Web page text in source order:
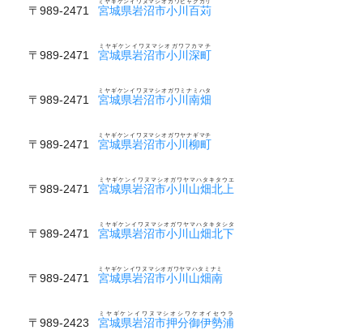
〒989-2471 宮城県岩沼市小川百苅
〒989-2471 宮城県岩沼市小川深町
ミヤギケンイワヌマシオガワフカマチ
〒989-2471 宮城県岩沼市小川南畑
ミヤギケンイワヌマシオガワミナミハタ
〒989-2471 宮城県岩沼市小川柳町
ミヤギケンイワヌマシオガワヤナギマチ
〒989-2471 宮城県岩沼市小川山畑北上
ミヤギケンイワヌマシオガワヤマハタキタウエ
〒989-2471 宮城県岩沼市小川山畑北下
ミヤギケンイワヌマシオガワヤマハタキタシタ
〒989-2471 宮城県岩沼市小川山畑南
ミヤギケンイワヌマシオガワヤマハタミナミ
〒989-2423 宮城県岩沼市押分御伊勢浦
ミヤギケンイワヌマシオシワケオイセウラ